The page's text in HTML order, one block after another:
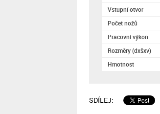
Vstupní otvor
Počet nožů
Pracovní výkon
Rozměry (dxšxv)
Hmotnost
SDÍLEJ: